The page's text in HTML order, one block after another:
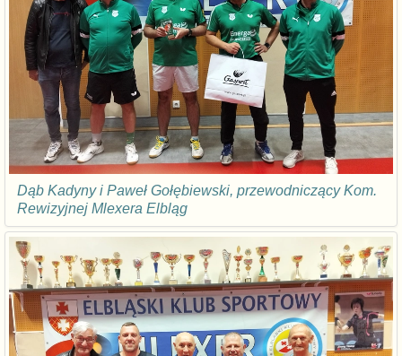
Dąb Kadyny i Paweł Gołębiewski, przewodniczący Kom.
Rewizyjnej Mlexera Elbląg